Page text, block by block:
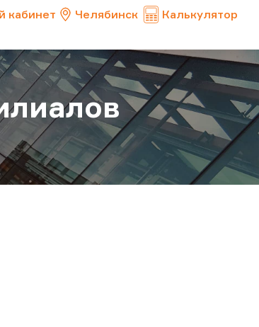
кабинет Челябинск Калькулятор